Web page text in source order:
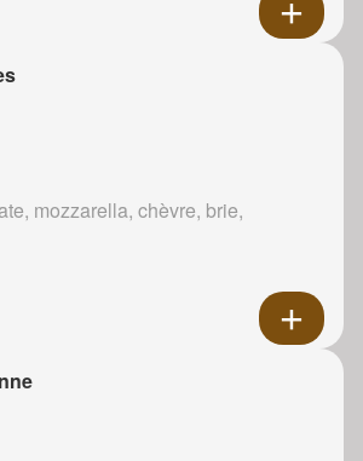
mozzarella, chèvre, brie,